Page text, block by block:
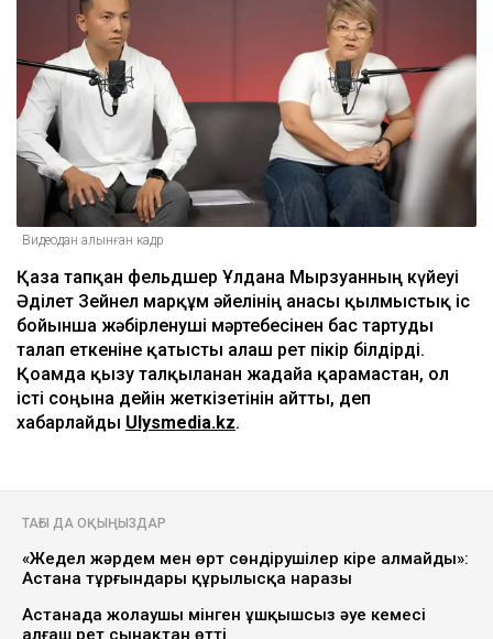
Видеодан алынған кадр
Қаза тапқан фельдшер Ұлдана Мырзуанның күйеуі
Әділет Зейнел марқұм әйелінің анасы қылмыстық іс
бойынша жәбірленуші мәртебесінен бас тартуды
талап еткеніне қатысты алғаш рет пікір білдірді.
Қоғамда қызу талқыланған жағдайға қарамастан, ол
істі соңына дейін жеткізетінін айтты, деп
хабарлайды Ulysmedia.kz.
ТАҒЫ ДА ОҚЫҢЫЗДАР
«Жедел жәрдем мен өрт сөндірушілер кіре алмайды»:
Астана тұрғындары құрылысқа наразы
Астанада жолаушы мінген ұшқышсыз әуе кемесі
алғаш рет сынақтан өтті